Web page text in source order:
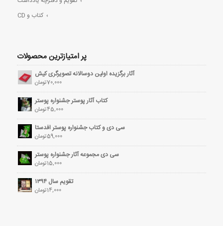
کتاب و CD
پر امتیازترین محصولات
آثار برگزیده اولین دوسالانه تصویرگری کیش
70,000تومان
کتاب آثار پوستر جشنواره پوستر
45,000تومان
سی دی و کتاب جشنواره پوستر افدستا
59,000تومان
سی دی مجموعه آثار جشنواره پوستر
15,000تومان
تقویم سال ۱۳۹۴
14,000تومان